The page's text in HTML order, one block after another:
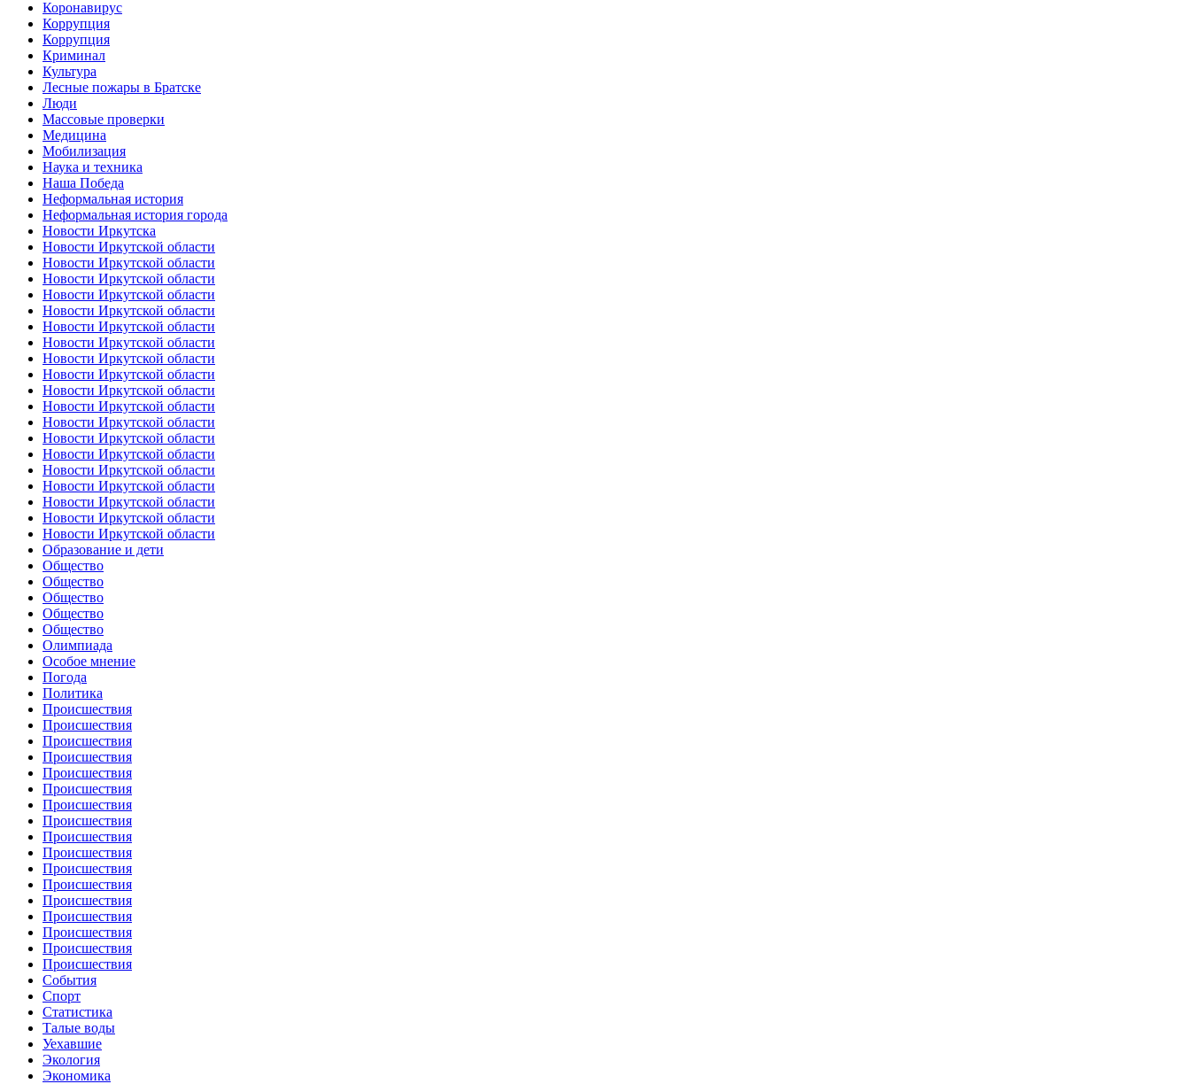
Коронавирус
Коррупция
Коррупция
Криминал
Культура
Лесные пожары в Братске
Люди
Массовые проверки
Медицина
Мобилизация
Наука и техника
Наша Победа
Неформальная история
Неформальная история города
Новости Иркутска
Новости Иркутской области
Новости Иркутской области
Новости Иркутской области
Новости Иркутской области
Новости Иркутской области
Новости Иркутской области
Новости Иркутской области
Новости Иркутской области
Новости Иркутской области
Новости Иркутской области
Новости Иркутской области
Новости Иркутской области
Новости Иркутской области
Новости Иркутской области
Новости Иркутской области
Новости Иркутской области
Новости Иркутской области
Новости Иркутской области
Новости Иркутской области
Образование и дети
Общество
Общество
Общество
Общество
Общество
Олимпиада
Особое мнение
Погода
Политика
Происшествия
Происшествия
Происшествия
Происшествия
Происшествия
Происшествия
Происшествия
Происшествия
Происшествия
Происшествия
Происшествия
Происшествия
Происшествия
Происшествия
Происшествия
Происшествия
Происшествия
События
Спорт
Статистика
Талые воды
Уехавшие
Экология
Экономика